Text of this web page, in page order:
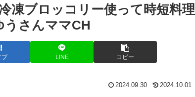
凍ブロッコリー使って時短料理
うさんママCH
ブ LINE コピー
2024.09.30 2024.10.01